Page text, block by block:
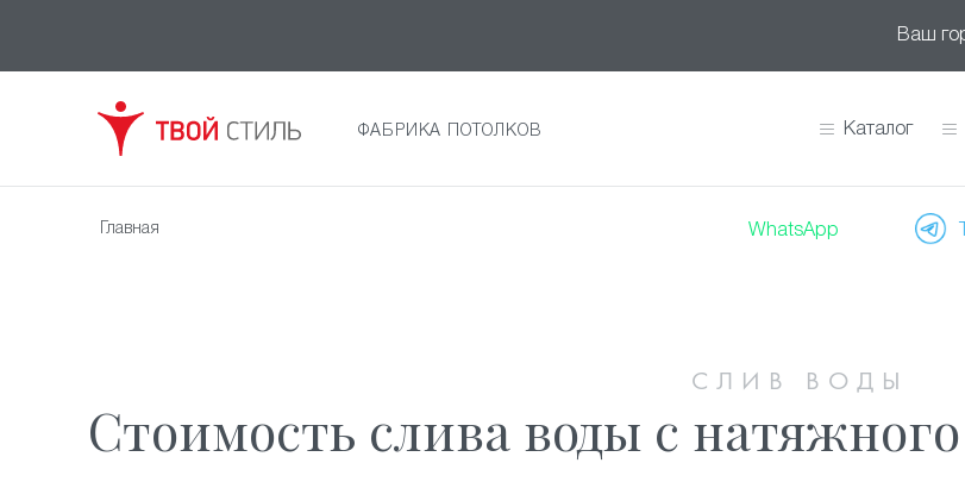
Ваш
ФАБРИКА ПОТОЛКОВ Каталог
Главная WhatsApp
СЛИВ ВОДЫ
Стоимость слива воды с